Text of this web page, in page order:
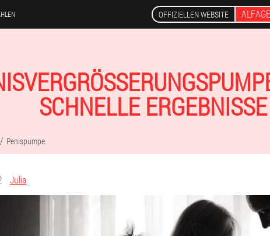
OFFIZIELLEN WEBSITE
CHNELLE ERGEBNISSE
Penispumpe
Julia